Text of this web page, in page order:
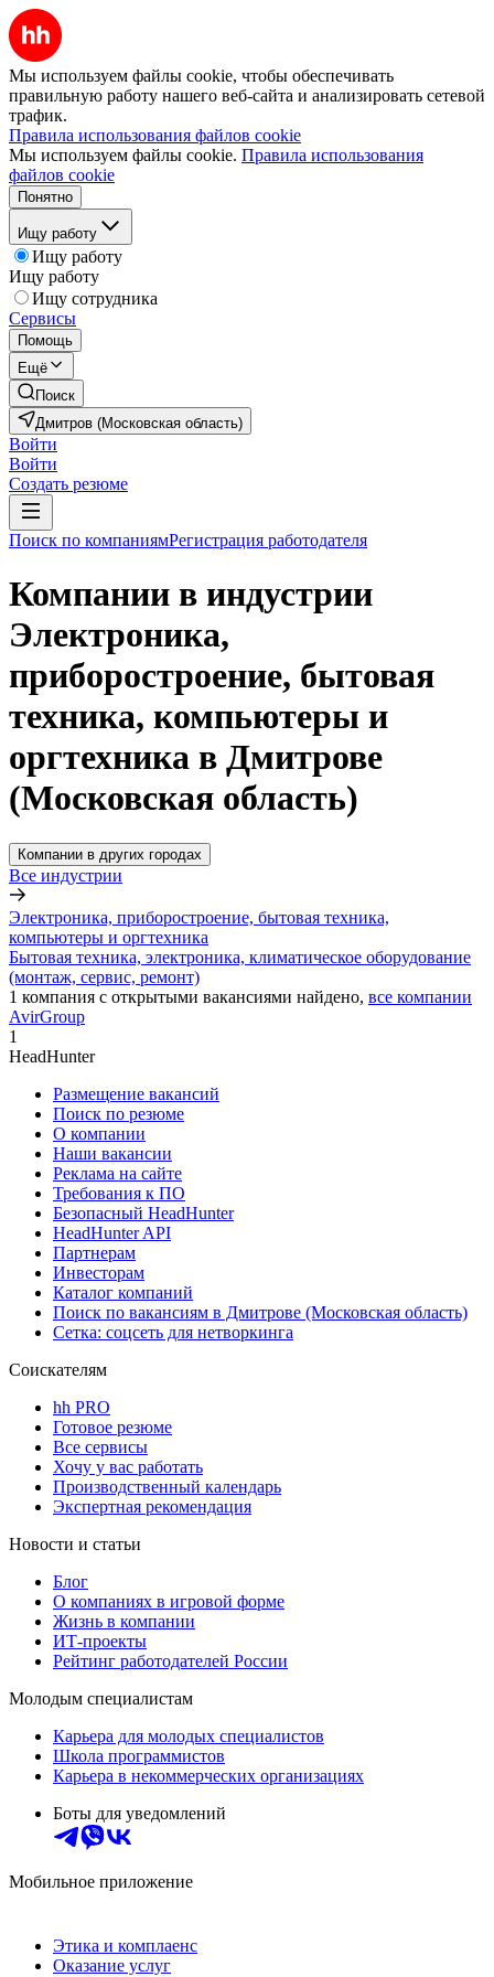
Мы используем файлы cookie, чтобы обеспечивать
правильную работу нашего веб-сайта и анализировать сетевой
трафик.
Правила использования файлов cookie
Мы используем файлы cookie. Правила использования
файлов cookie
Понятно
Ищу работу
Ищу работу
Ищу работу
Ищу сотрудника
Сервисы
Помощь
Ещё
Поиск
Дмитров (Московская область)
Войти
Войти
Создать резюме
Поиск по компаниямРегистрация работодателя
Компании в индустрии
Электроника,
приборостроение, бытовая
техника, компьютеры и
оргтехника в Дмитрове
(Московская область)
Компании в других городах
Все индустрии
Электроника, приборостроение, бытовая техника,
компьютеры и оргтехника
Бытовая техника, электроника, климатическое оборудование
(монтаж, сервис, ремонт)
1 компания с открытыми вакансиями найдено, все компании
AvirGroup
1
HeadHunter
Размещение вакансий
Поиск по резюме
О компании
Наши вакансии
Реклама на сайте
Требования к ПО
Безопасный HeadHunter
HeadHunter API
Партнерам
Инвесторам
Каталог компаний
Поиск по вакансиям в Дмитрове (Московская область)
Сетка: соцсеть для нетворкинга
Соискателям
hh PRO
Готовое резюме
Все сервисы
Хочу у вас работать
Производственный календарь
Экспертная рекомендация
Новости и статьи
Блог
О компаниях в игровой форме
Жизнь в компании
ИТ-проекты
Рейтинг работодателей России
Молодым специалистам
Карьера для молодых специалистов
Школа программистов
Карьера в некоммерческих организациях
Боты для уведомлений
Мобильное приложение
Этика и комплаенс
Оказание услуг